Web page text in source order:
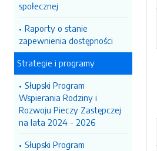
społecznej
Raporty o stanie
zapewnienia dostępności
Strategie i programy
Słupski Program
Wspierania Rodziny i
Rozwoju Pieczy Zastępczej
na lata 2024 - 2026
Słupski Program